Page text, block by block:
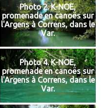
Photo 2. K-NOE,
promenade en canoës sur
l'Argens à Correns, dans le
Var.
Photo 4. K-NOE,
promenade en canoës sur
l'Argens à Correns, dans le
Var.